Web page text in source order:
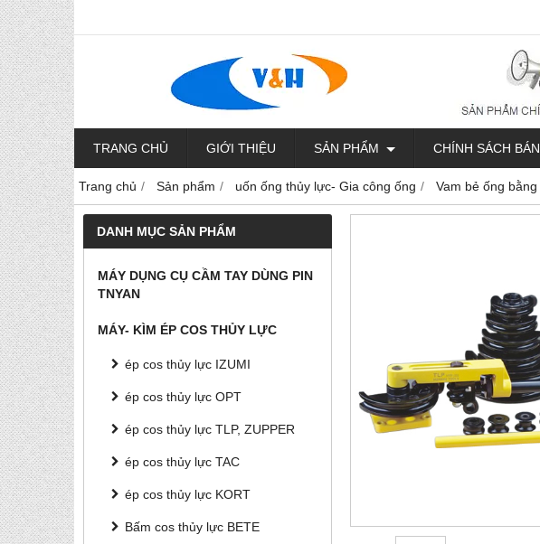
TRANG CHỦ GIỚI THIỆU SẢN PHẨM CHÍNH SÁCH
Trang chủ Sản phẩm uốn ống thủy lực- Gia công ống Vam bẻ ống bằng
DANH MỤC SẢN PHẨM
MÁY DỤNG CỤ CẦM TAY DÙNG PIN
TNYAN
MÁY- KÌM ÉP COS THỦY LỰC
ép cos thủy lực IZUMI
ép cos thủy lực OPT
ép cos thủy lực TLP, ZUPPER
ép cos thủy lực TAC
ép cos thủy lực KORT
Bấm cos thủy lực BETE